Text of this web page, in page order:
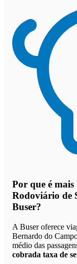
Por que é
Rodoviário de
Buser?
A Buser oferece
Bernardo do
médio das
cobrada taxa de